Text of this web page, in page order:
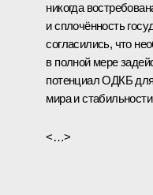
никогда
и сплочённость
согласились, что
в полной мере
потенциал ОДКБ
мира и
<…>